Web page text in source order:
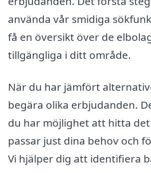
använda vår smidiga
få en översikt över de
tillgängliga i ditt område.
När du har jämfört
begära olika erbjudanden.
du har möjlighet att hitta
passar just dina behov och
Vi hjälper dig att identifiera